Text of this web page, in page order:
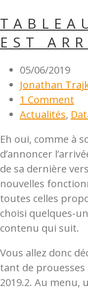
EST
05/06/2019
Jonathan
1 Comment
Actualités,
Eh oui, comme à
d’annoncer
de sa dernière
nouvelles
toutes celles
choisi quelques-
contenu qui suit.
Vous allez donc
tant de prouesses
2019.2. Au menu,